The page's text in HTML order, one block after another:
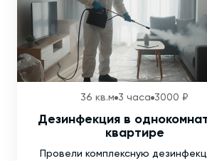
36 кв.м 3 часа 3000 ₽
Дезинфекция в
квартире
Провели комплексную